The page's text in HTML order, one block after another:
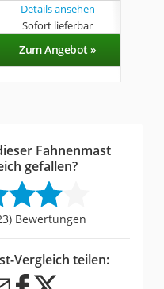
Details ansehen
Sofort lieferbar
Zum Angebot »
Fahnenmast
gefallen?
Bewertungen
Vergleich teilen: